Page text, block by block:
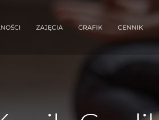
ZAJĘCIA GRAFIK CENNIK